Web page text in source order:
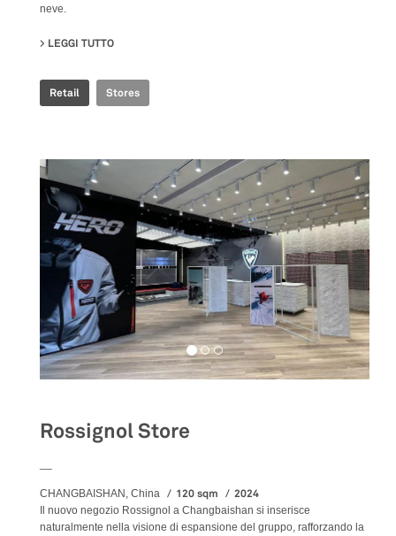
neve.
LEGGI TUTTO
Retail Stores
Rossignol Store
CHANGBAISHAN, China 120 sqm 2024
Il nuovo negozio Rossignol a Changbaishan si inserisce
naturalmente nella visione di espansione del gruppo, rafforzando la